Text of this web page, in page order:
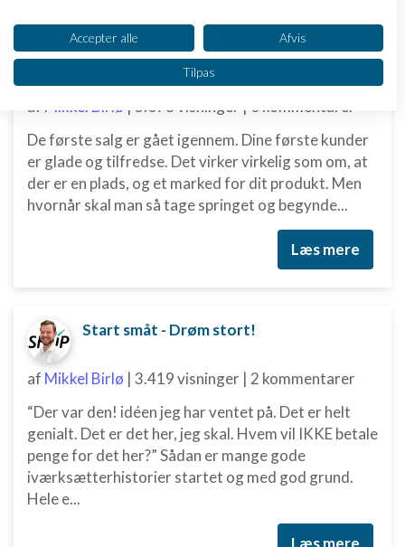
Skal den 'lille' iværksætter bruge penge på digital marketing?
af Mikkel Birlø | 3.078 visninger | 0 kommentarer
De første salg er gået igennem. Dine første kunder
er glade og tilfredse. Det virker virkelig som om, at
der er en plads, og et marked for dit produkt. Men
hvornår skal man så tage springet og begynde...
Læs mere
Start småt - Drøm stort!
af Mikkel Birlø | 3.419 visninger | 2 kommentarer
“Der var den! idéen jeg har ventet på. Det er helt
genialt. Det er det her, jeg skal. Hvem vil IKKE betale
penge for det her?” Sådan er mange gode
iværksætterhistorier startet og med god grund.
Hele e...
Læs mere
Se partnerliste (2 IAB-leverandører)
Vi bruger dine data til følgende formål:
IAB's behandlingsformål:
Opbevare og/eller tilgå oplysninger på en
Bruge begrænsede oplysninger til at vælge
annoncering
Oprette profiler til tilpasset annoncering
Bruge profiler til at vælge tilpasset indhold
Måle annonceringseffektivitet
Måle indholdseffektivitet
Forstå målgrupper gennem statistikker eller
kombinationer af oplysninger fra forskellige
kilder
Accepter alle Afvis
Tilpas